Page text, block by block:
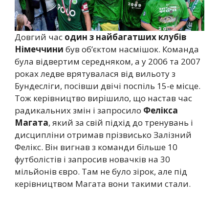
Довгий час один з найбагатших клубів
Німеччини був об’єктом насмішок. Команда
була відвертим середняком, а у 2006 та 2007
роках ледве врятувалася від вильоту з
Бундесліги, посівши двічі поспіль 15-е місце.
Тож керівництво вирішило, що настав час
радикальних змін і запросило Фелікса
Магата, який за свій підхід до тренувань і
дисципліни отримав прізвисько Залізний
Фелікс. Він вигнав з команди більше 10
футболістів і запросив новачків на 30
мільйонів євро. Там не було зірок, але під
керівництвом Магата вони такими стали.